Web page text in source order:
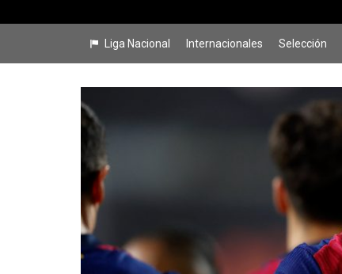
Liga Nacional Internacionales Selección